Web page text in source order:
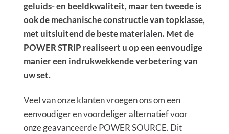
geluids- en beeldkwaliteit, maar ten tweede is
ook de mechanische constructie van topklasse,
met uitsluitend de beste materialen. Met de
POWER STRIP realiseert u op een eenvoudige
manier een indrukwekkende verbetering van
uw set.
Veel van onze klanten vroegen ons om een ​​
eenvoudiger en voordeliger alternatief voor
onze geavanceerde POWER SOURCE. Dit